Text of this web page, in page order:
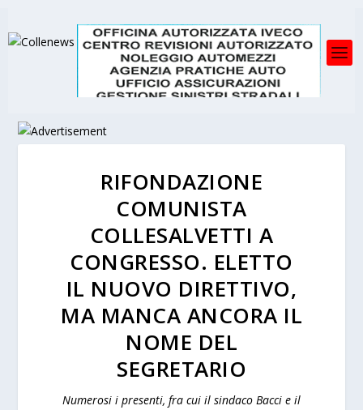
RIFONDAZIONE
COMUNISTA
COLLESALVETTI A
CONGRESSO. ELETTO
IL NUOVO DIRETTIVO,
MA MANCA ANCORA IL
NOME DEL
SEGRETARIO
Numerosi i presenti, fra cui il sindaco Bacci e il